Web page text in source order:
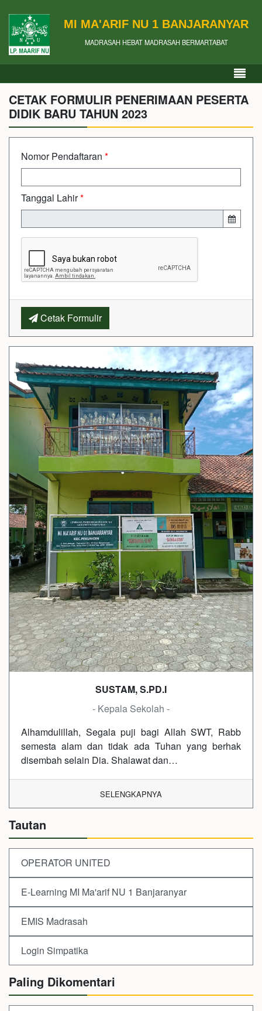
MI MA'ARIF NU 1 BANJARANYAR
MADRASAH HEBAT MADRASAH BERMARTABAT
CETAK FORMULIR PENERIMAAN PESERTA
DIDIK BARU TAHUN 2023
Nomor Pendaftaran *
Tanggal Lahir*
Cetak Formulir
SUSTAM, S.PD.I
- Kepala Sekolah -
Alhamdulillah, Segala puji bagi Allah SWT, Rabb
semesta alam dan tidak ada Tuhan yang berhak
disembah selain Dia. Shalawat dan…
SELENGKAPNYA
Tautan
OPERATOR UNITED
E-Learning MI Ma'arif NU 1 Banjaranyar
EMIS Madrasah
Login Simpatika
Paling Dikomentari